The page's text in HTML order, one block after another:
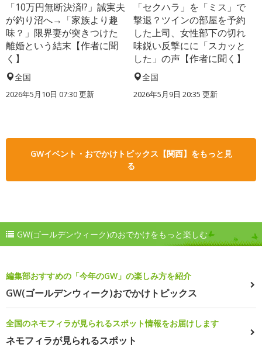
「10万円無断決済!?」誠実夫
が釣り沼へ→「家族より趣
味？」限界妻が突きつけた
離婚という結末【作者に聞
く】
全国
2026年5月10日 07:30 更新
「セクハラ」を「ミス」で
撃退？ツインの部屋を予約
した上司、女性部下の切れ
味鋭い反撃にに「スカッと
した」の声【作者に聞く】
全国
2026年5月9日 20:35 更新
GWイベント・おでかけトピックス【関西】をもっと見
る
GW(ゴールデンウィーク)のおでかけをもっと楽しむ
編集部おすすめの「今年のGW」の楽しみ方を紹介
GW(ゴールデンウィーク)おでかけトピックス
全国のネモフィラが見られるスポット情報をお届けします
ネモフィラが見られるスポット